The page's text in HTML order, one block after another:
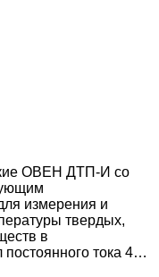
ОВЕН ДТП-И со
измерения и
твердых,
в
тока 4…